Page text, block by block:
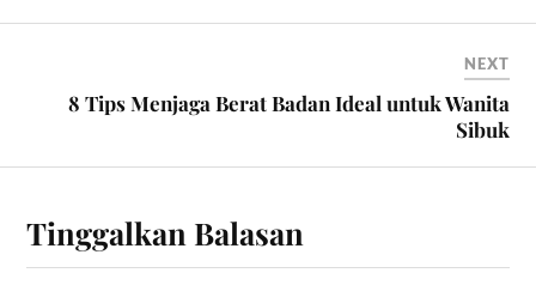
NEXT
8 Tips Menjaga Berat Badan Ideal untuk Wanita
Sibuk
Tinggalkan Balasan